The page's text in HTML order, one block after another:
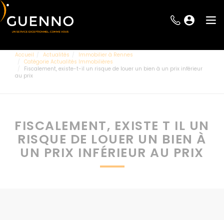
Accueil Actualités
Immobilier à Rennes
Catégorie Actualités Immobilières
Fiscalement, existe-t-il un risque de louer un bien à un prix inférieur
au prix
FISCALEMENT, EXISTE T IL UN
RISQUE DE LOUER UN BIEN À
UN PRIX INFÉRIEUR AU PRIX